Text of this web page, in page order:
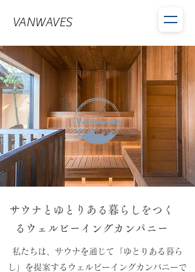
VANWAVES
​ サウナとゆとりある暮らしをつく
るウェルビーイングカンパニー
私たちは、サウナを通じて「ゆとりある暮ら
し」を提案するウェルビーイングカンパニーで